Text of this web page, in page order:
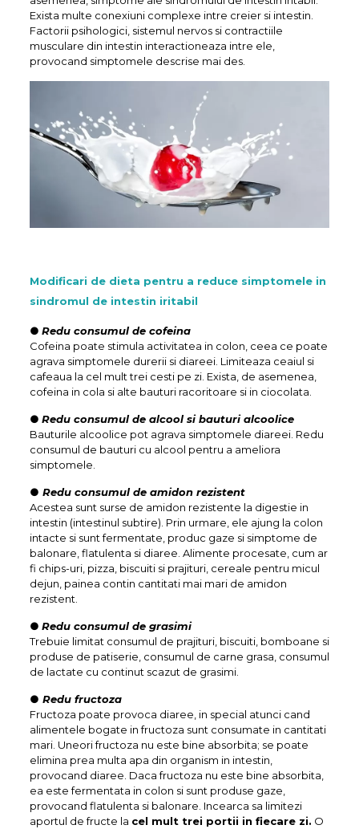
Exista multe conexiuni complexe intre creier si intestin.
Factorii psihologici, sistemul nervos si contractiile
musculare din intestin interactioneaza intre ele,
provocand simptomele descrise mai des.
Modificari de dieta pentru a reduce simptomele in
sindromul de intestin iritabil
● Redu consumul de cofeina
Cofeina poate stimula activitatea in colon, ceea ce poate
agrava simptomele durerii si diareei. Limiteaza ceaiul si
cafeaua la cel mult trei cesti pe zi. Exista, de asemenea,
cofeina in cola si alte bauturi racoritoare si in ciocolata.
● Redu consumul de alcool si bauturi alcoolice
Bauturile alcoolice pot agrava simptomele diareei. Redu
consumul de bauturi cu alcool pentru a ameliora
simptomele.
● Redu consumul de amidon rezistent
Acestea sunt surse de amidon rezistente la digestie in
intestin (intestinul subtire). Prin urmare, ele ajung la colon
intacte si sunt fermentate, produc gaze si simptome de
balonare, flatulenta si diaree. Alimente procesate, cum ar
fi chips-uri, pizza, biscuiti si prajituri, cereale pentru micul
dejun, painea contin cantitati mai mari de amidon
rezistent.
● Redu consumul de grasimi
Trebuie limitat consumul de prajituri, biscuiti, bomboane si
produse de patiserie, consumul de carne grasa, consumul
de lactate cu continut scazut de grasimi.
● Redu fructoza
Fructoza poate provoca diaree, in special atunci cand
alimentele bogate in fructoza sunt consumate in cantitati
mari. Uneori fructoza nu este bine absorbita; se poate
elimina prea multa apa din organism in intestin,
provocand diaree. Daca fructoza nu este bine absorbita,
ea este fermentata in colon si sunt produse gaze,
provocand flatulenta si balonare. Incearca sa limitezi
aportul de fructe la cel mult trei portii in fiecare zi. O